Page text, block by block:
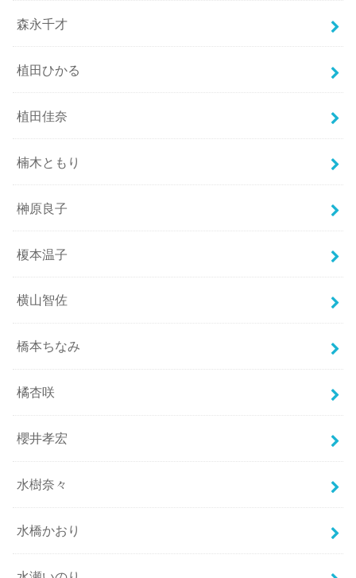
森永千才
植田ひかる
植田佳奈
楠木ともり
榊原良子
榎本温子
横山智佐
橋本ちなみ
橘杏咲
櫻井孝宏
水樹奈々
水橋かおり